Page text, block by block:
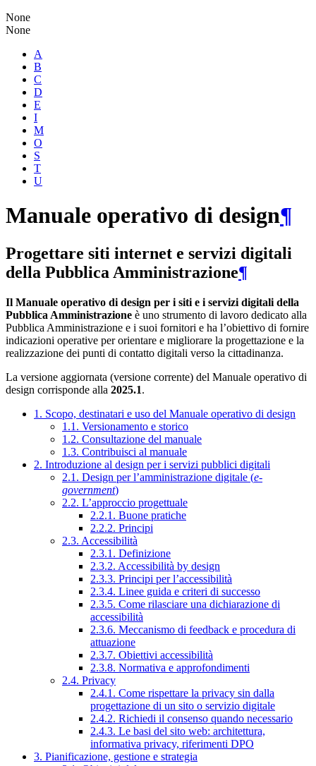
None
None
A
B
C
D
E
I
M
O
S
T
U
Manuale operativo di design¶
Progettare siti internet e servizi digitali
della Pubblica Amministrazione¶
Il Manuale operativo di design per i siti e i servizi digitali della
Pubblica Amministrazione è uno strumento di lavoro dedicato alla
Pubblica Amministrazione e i suoi fornitori e ha l’obiettivo di fornire
indicazioni operative per orientare e migliorare la progettazione e la
realizzazione dei punti di contatto digitali verso la cittadinanza.
La versione aggiornata (versione corrente) del Manuale operativo di
design corrisponde alla 2025.1.
1. Scopo, destinatari e uso del Manuale operativo di design
1.1. Versionamento e storico
1.2. Consultazione del manuale
1.3. Contribuisci al manuale
2. Introduzione al design per i servizi pubblici digitali
2.1. Design per l’amministrazione digitale (e-
government)
2.2. L’approccio progettuale
2.2.1. Buone pratiche
2.2.2. Principi
2.3. Accessibilità
2.3.1. Definizione
2.3.2. Accessibilità by design
2.3.3. Principi per l’accessibilità
2.3.4. Linee guida e criteri di successo
2.3.5. Come rilasciare una dichiarazione di
accessibilità
2.3.6. Meccanismo di feedback e procedura di
attuazione
2.3.7. Obiettivi accessibilità
2.3.8. Normativa e approfondimenti
2.4. Privacy
2.4.1. Come rispettare la privacy sin dalla
progettazione di un sito o servizio digitale
2.4.2. Richiedi il consenso quando necessario
2.4.3. Le basi del sito web: architettura,
informativa privacy, riferimenti DPO
3. Pianificazione, gestione e strategia